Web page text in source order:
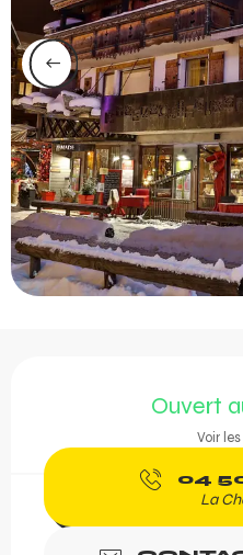
Ouvert
Voir
04
La